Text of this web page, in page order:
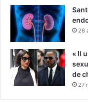
26
« Il
de
27